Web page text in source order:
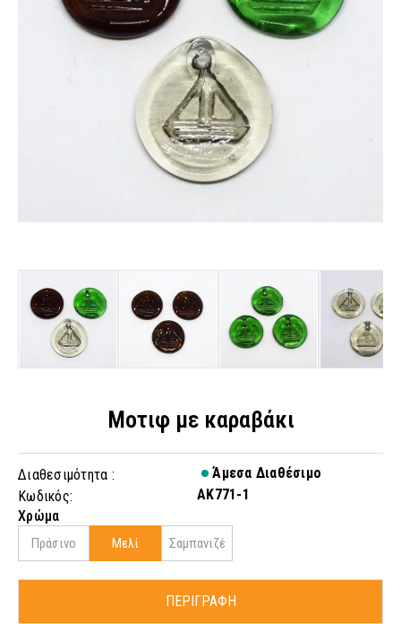
Μοτιφ με καραβάκι
Διαθεσιμότητα :
Άμεσα Διαθέσιμο
Κωδικός:
AK771-1
Χρώμα
Πράσινο Μελί Σαμπανιζέ
ΠΕΡΙΓΡΑΦΗ